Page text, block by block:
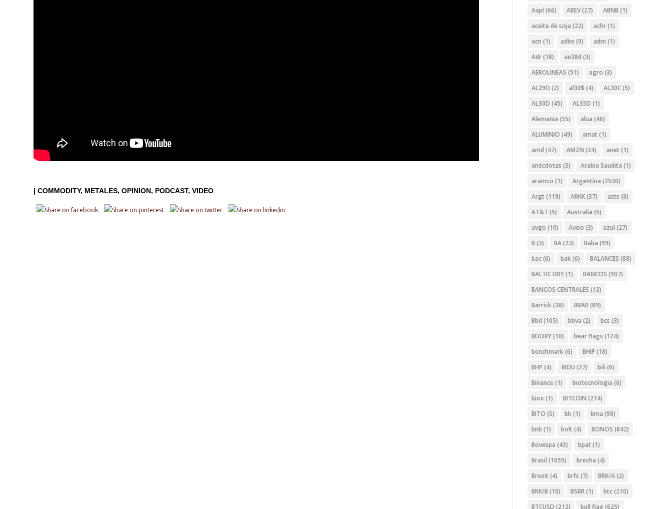
|COMMODITY METALES OPINION PODCAST VIDEO
Aapl (66) ABEV(27) ABNB (1)
aceite de soja (22) achr(1)
acn (1) adbe (9) adm (1)
Adr(18) ae38d (3)
AEROLINEAS (51) agro (3)
AL29D (2) al30$ (4) AL30C(5)
AL30D (45) AL35D (1)
Alemania (55) alua (46)
ALUMINIO (49) amat (1)
amd (47) AMZN (34) anet (1)
anécdotas (3) Arabia Saudita (1)
aramco (1) Argentina (2530)
Argt (119) ARKK(37) asts (8)
AT&T (5) Australia (5)
avgo (10) Aviso (3) azul (27)
B (3) BA(23) Baba (99)
bac(6) bak(6) BALANCES (88)
BALTIC DRY(1) BANCOS (907)
BANCOS CENTRALES (13)
Barrick(38) BBAR(89)
Bbd (105) bbva (2) bcs (3)
BDORY(10) bear flags (124)
benchmark(6) BHIP (18)
BHP (4) BIDU (27) bili (6)
Binance (1) biotecnologia (6)
biox (1) BITCOIN (214)
BITO (5) bk(1) bma (98)
bnb (1) bolt (4) BONOS (842)
Bovespa (43) bpat (1)
Brasil (1055) brecha (4)
Brexit (4) brfs (7) BRK/A(2)
BRK/B (10) BSBR(1) btc(210)
BTCUSD (212) bull flag (625)